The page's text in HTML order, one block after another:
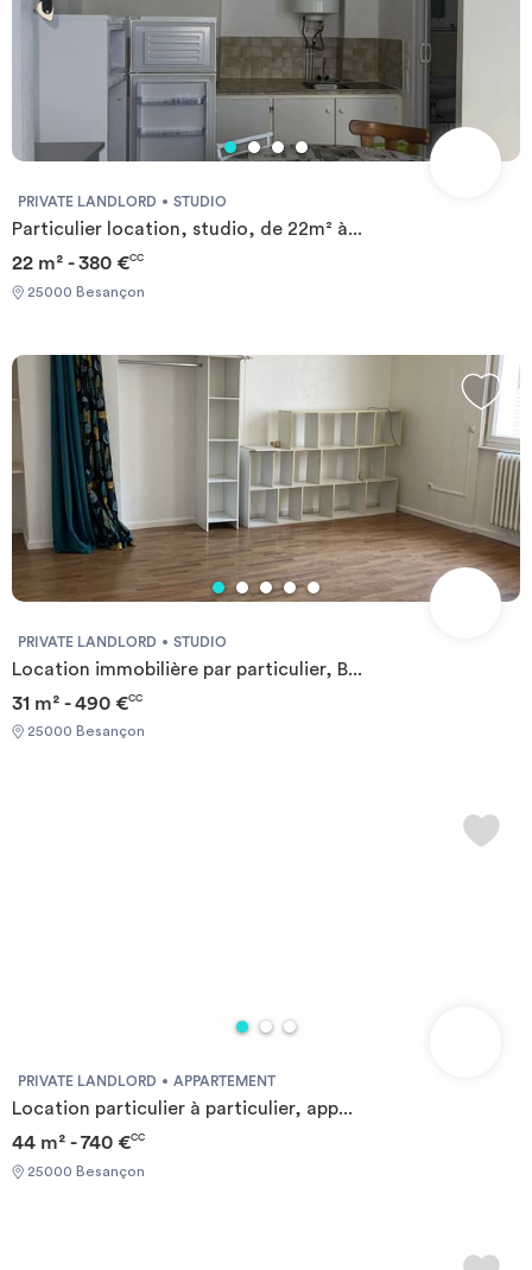
PRIVATE LANDLORD STUDIO
Particulier location, studio, de 22m² à...
22 m² - 380 €CC
25000 Besançon
PRIVATE LANDLORD STUDIO
Location immobilière par particulier, B...
31 m² - 490 €CC
25000 Besançon
PRIVATE LANDLORD APPARTEMENT
Location particulier à particulier, app...
44 m² - 740 €CC
25000 Besançon